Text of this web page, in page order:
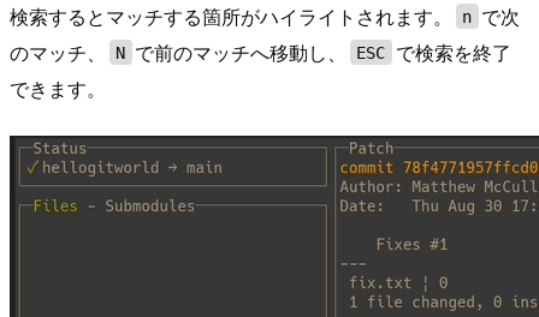
検索するとマッチする箇所がハイライトされます。 n で次
のマッチ、
N で前のマッチへ移動し、 ESC
で検索を終了
できます。